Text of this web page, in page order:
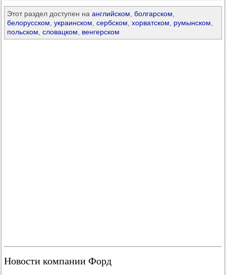
Этот раздел доступен на английском болгарском
белорусском украинском сербском хорватском румынском
польском словацком венгерском
Новости компании Форд